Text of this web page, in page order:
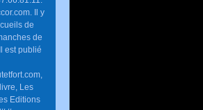
Il y
de
de
est publié
Les
Editions